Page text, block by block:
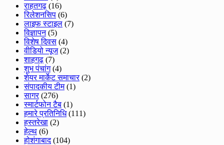
राहतगढ़ (16)
रिलेशनसिप (6)
लाइफ स्टाइल (7)
विज्ञापन(5)
विशेष दिवस (4)
वीडियो न्यूज(2)
शाहगढ़ (7)
शुभ पंचांग(4)
शेयर मार्केट समाचार(2)
संपादकीय टीम(1)
सागर(276)
स्मार्टफोन टैब (1)
हमारे प्रतिनिधि(111)
हस्तरेखा (2)
हेल्थ (6)
होशंगाबाद(104)